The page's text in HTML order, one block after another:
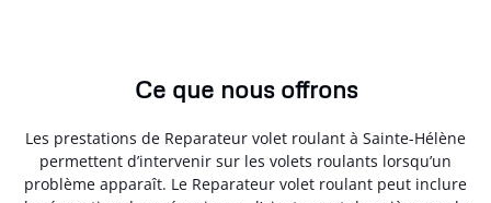
Ce que nous offrons
Les prestations de Reparateur volet roulant à Sainte-Hélène
permettent d’intervenir sur les volets roulants lorsqu’un
problème apparaît. Le Reparateur volet roulant peut inclure